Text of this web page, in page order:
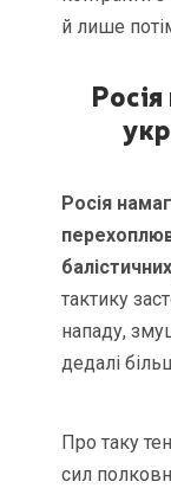
й лише
Росія
тактику
нападу,
дедалі
Про таку
сил